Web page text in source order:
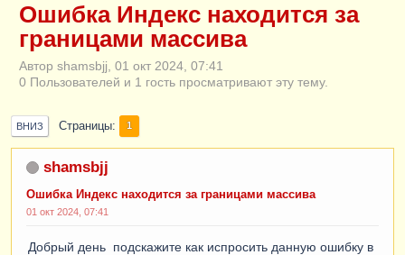
Ошибка Индекс находится за
границами массива
Автор shamsbjj, 01 окт 2024, 07:41
0 Пользователей и 1 гость просматривают эту тему.
ВНИЗ Страницы 1
shamsbjj
Ошибка Индекс находится за границами массива
01 окт 2024, 07:41
Добрый день подскажите как испросить данную ошибку в